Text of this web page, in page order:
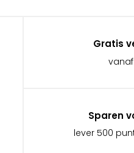
Gratis
Sparen
lever 500